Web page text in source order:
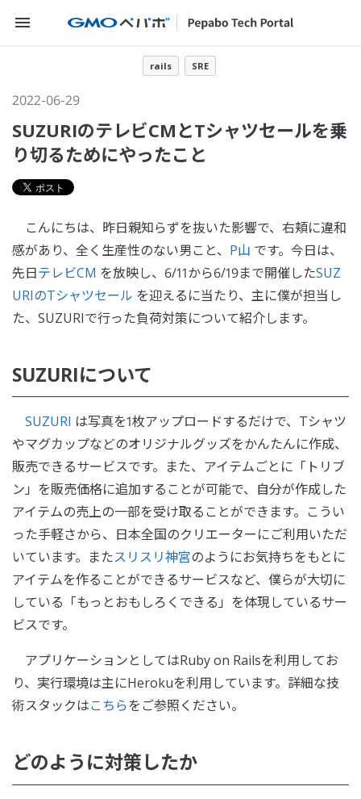
メニューを開く
rails SRE
2022-06-29
SUZURIのテレビCMとTシャツセールを乗
り切るためにやったこと
こんにちは、昨日親知らずを抜いた影響で、右頬に違和
感があり、全く生産性のない男こと、 P山 です。今日は、
先日テレビCM を放映し、6/11から6/19まで開催したSUZ
URIのTシャツセール を迎えるに当たり、主に僕が担当し
た、SUZURIで行った負荷対策について紹介します。
SUZURIについて
SUZURI は写真を1枚アップロードするだけで、Tシャツ
やマグカップなどのオリジナルグッズをかんたんに作成、
販売できるサービスです。また、アイテムごとに「トリブ
ン」を販売価格に追加することが可能で、自分が作成した
アイテムの売上の一部を受け取ることができます。こうい
った手軽さから、日本全国のクリエーターにご利用いただ
いています。またスリスリ神宮のようにお気持ちをもとに
アイテムを作ることができるサービスなど、僕らが大切に
している「もっとおもしろくできる」を体現しているサー
ビスです。
アプリケーションとしてはRuby on Railsを利用してお
り、実行環境は主にHerokuを利用しています。詳細な技
術スタックはこちらをご参照ください。
どのように対策したか